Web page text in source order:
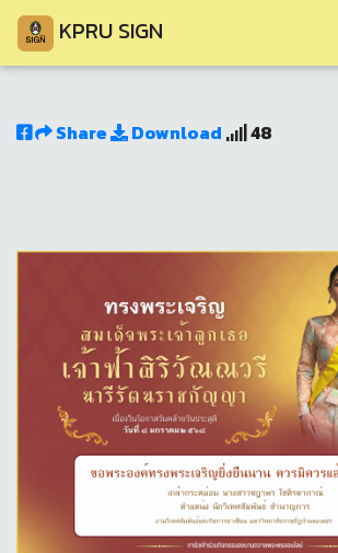
KPRU SIGN
Share Download 48